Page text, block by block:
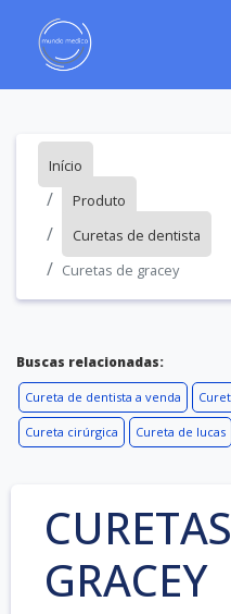
Início
Produto
Curetas de dentista
Curetas de gracey
Buscas relacionadas:
Cureta de dentista a venda
Cureta cirúrgica Cureta de lucas
GRACEY